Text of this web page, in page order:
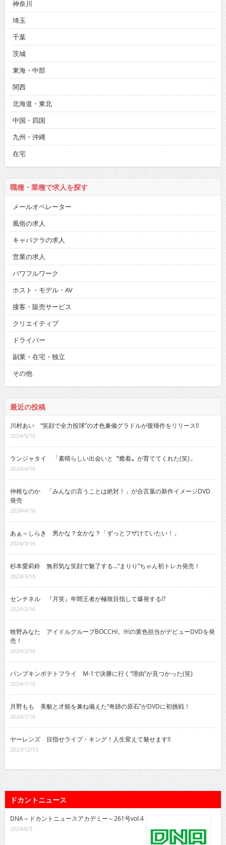
神奈川
埼玉
千葉
茨城
東海・中部
関西
北海道・東北
中国・四国
九州・沖縄
在宅
職種・業種で求人を探す
メールオペレーター
風俗の求人
キャバクラの求人
営業の求人
パワフルワーク
ホスト・モデル・AV
接客・販売サービス
クリエイティブ
ドライバー
副業・在宅・独立
その他
最近の投稿
川村あい “笑顔で全力投球”の才色兼備グラドルが復帰作をリリース!!
2024/5/16
ランジャタイ 「素晴らしい出会いと〝癒着〟が育ててくれた(笑)」
2024/4/16
仲根なのか 「みんなの言うことは絶対！」が合言葉の新作イメージDVD
発売
2024/4/16
あぁ～しらき 男かな？女かな？「ずっとフザけていたい！」
2024/3/16
杉本愛莉鈴 無邪気な笑顔で魅了する…“まりり”ちゃん初トレカ発売！
2024/3/16
センチネル 『月笑』年間王者が極致目指して爆発する!?
2024/2/16
牧野みなた アイドルグループBOCCHI。￼の黄色担当がデビューDVDを発
売！
2024/2/16
パンプキンポテトフライ M-1で決勝に行く“理由”が見つかった(笑)
2024/1/16
月野もも 美貌と才能を兼ね備えた“奇跡の原石”がDVDに初挑戦！
2024/1/16
ヤーレンズ 目指せライブ・キング！人生変えて魅せます!!
2023/12/15
ドカントニュース
DNA～ドカントニュースアカデミー～261号vol.4
2024/6/3